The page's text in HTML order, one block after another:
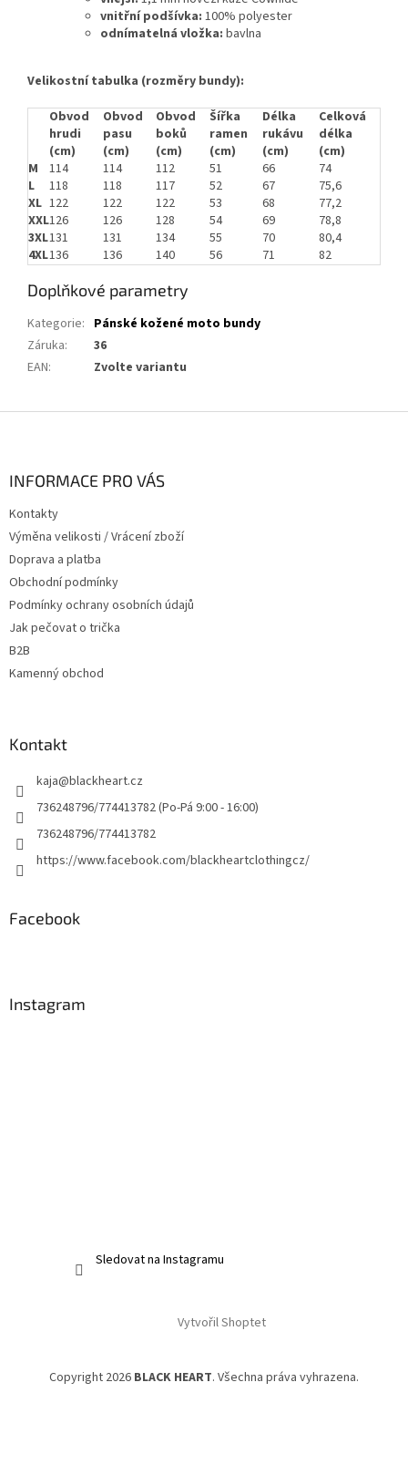
vnitřní podšívka: 100% polyester
odnímatelná vložka: bavlna
Velikostní tabulka (rozměry bundy):
Obvod
hrudi
(cm)
Obvod
pasu
(cm)
Obvod
boků
(cm)
Šířka
ramen
(cm)
Délka
rukávu
(cm)
Celková
délka
(cm)
M
114 114 112 51 66
74
L
118 118 117 52 67
75,6
XL 122 122 122 53 68
77,2
XXL126 126 128 54 69
78,8
3XL131 131 134 55 70
80,4
4XL136 136 140 56 71 82
Doplňkové parametry
Kategorie: Pánské kožené moto bundy
Záruka:
36
EAN: Zvolte variantu
INFORMACE PRO VÁS
Kontakty
Výměna velikosti / Vrácení zboží
Doprava a platba
Obchodní podmínky
Podmínky ochrany osobních údajů
Jak pečovat o trička
B2B
Kamenný obchod
Kontakt
kaja@blackheart.cz
736248796/774413782 (Po-Pá 9:00 - 16:00)
736248796/774413782
https://www.facebook.com/blackheartclothingcz/
Facebook
Instagram
Sledovat na Instagramu
Vytvořil Shoptet
Copyright 2026 BLACK HEART. Všechna práva vyhrazena.